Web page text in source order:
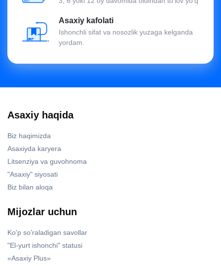
Asaxiy kafolati
Ishonchli sifat va nosozlik yuzaga kelganda
yordam.
Asaxiy haqida
Biz haqimizda
Asaxiyda karyera
Litsenziya va guvohnoma
"Asaxiy" siyosati
Biz bilan aloqa
Mijozlar uchun
Ko'p so'raladigan savollar
"El-yurt ishonchi" statusi
«Asaxiy Plus»